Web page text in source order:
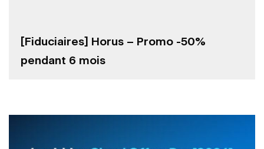
[Fiduciaires] Horus – Promo -50%
pendant 6 mois